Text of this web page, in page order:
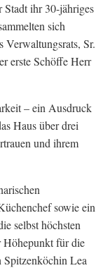
Stadt ihr 30-jähriges
sich
Verwaltungsrats, Sr.
erste Schöffe Herr
– ein Ausdruck
Haus über drei
und ihrem
sowie ein
selbst höchsten
Höhepunkt für die
Spitzenköchin Lea